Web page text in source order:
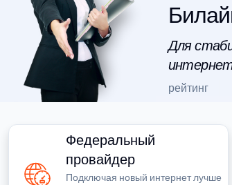
Для
рейтинг
Федеральный
провайдер
Подключая новый интернет лучше